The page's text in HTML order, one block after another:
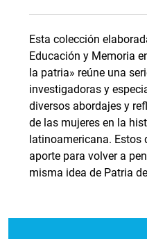
Esta colección
Educación y Memoria
la patria» reúne una
investigadoras y
diversos abordajes y
de las mujeres en la
latinoamericana. Estos
aporte para volver a
misma idea de Patria